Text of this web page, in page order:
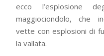
ecco l’esplosione
maggiociondolo, che
vette con esplosioni di
la vallata.